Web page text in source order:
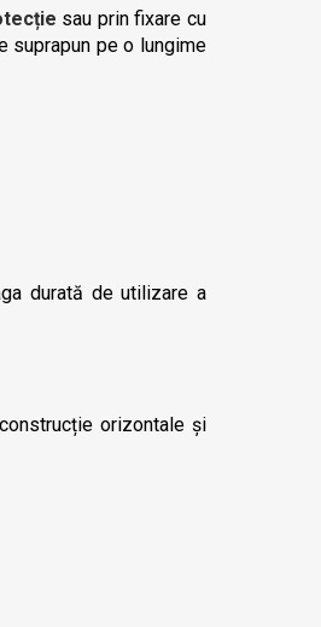
sau prin fixare cu
suprapun pe o lungime
durată de utilizare a
orizontale și